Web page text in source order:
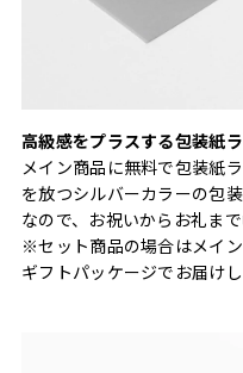
高級感をプラスする包装紙
メイン商品に無料で包装紙
を放つシルバーカラーの包
なので、お祝いからお礼ま
※セット商品の場合はメイ
ギフトパッケージでお届けし